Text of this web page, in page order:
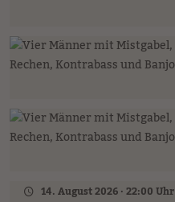
14. August 2026 · 22:00 Uhr